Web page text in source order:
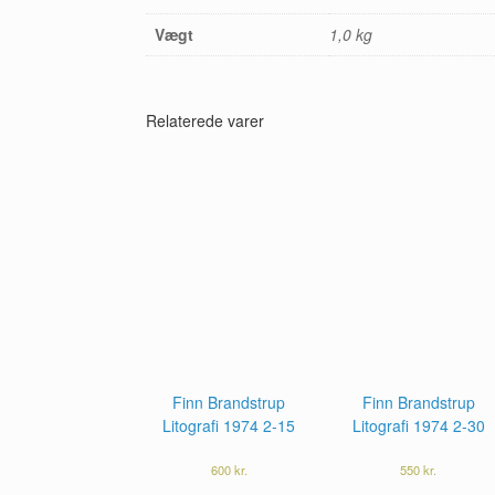
Vægt 1,0 kg
Relaterede varer
Finn Brandstrup
Litografi 1974 2-15
600kr.
Finn Brandstrup
Litografi 1974 2-30
550kr.